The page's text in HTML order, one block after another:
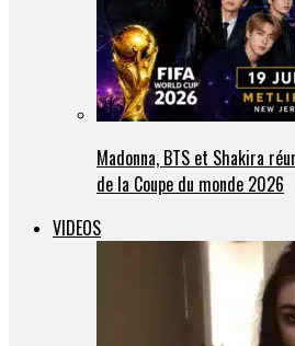
Madonna, BTS et Shakira
de la Coupe du monde 2026
VIDEOS